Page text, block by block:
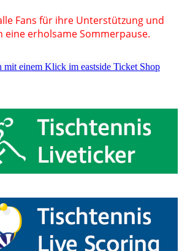
Fans für ihre Unterstützung und
eine erholsame Sommerpause.
mit einem Klick im eastside Ticket Shop